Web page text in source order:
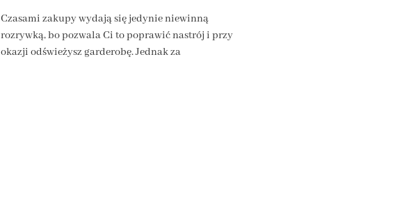
Czasami zakupy wydają się jedynie niewinną
rozrywką, bo pozwala Ci to poprawić nastrój i przy
okazji odświeżysz garderobę. Jednak za